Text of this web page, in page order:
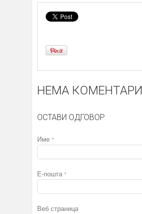
НЕМА КОМЕНТАРИ
ОСТАВИ ОДГОВОР
Име *
Е-пошта *
Веб страница